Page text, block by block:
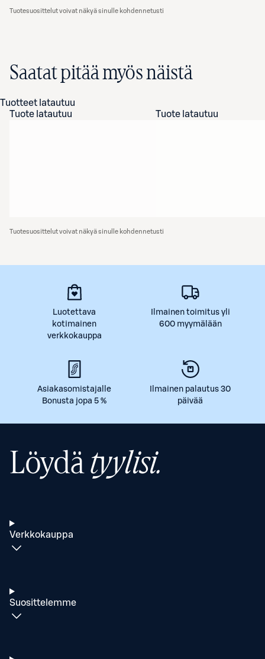
Tuotesuosittelut voivat näkyä sinulle kohdennetusti
Saatat pitää myös näistä
Tuotteet latautuu
Tuote latautuu
Tuote latautuu
Tuotesuosittelut voivat näkyä sinulle kohdennetusti
Luotettava
kotimainen
verkkokauppa
Ilmainen toimitus yli
600 myymälään
Asiakasomistajalle
Bonusta jopa 5 %
Ilmainen palautus 30
päivää
Löydätyylisi.
Verkkokauppa
Suosittelemme